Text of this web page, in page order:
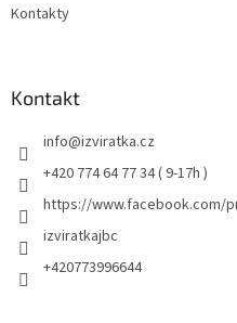
Kontakty
Kontakt
info@izviratka.cz
+420 774 64 77 34 ( 9-17h )
https://www.facebook.com/
izviratkajbc
+420773996644